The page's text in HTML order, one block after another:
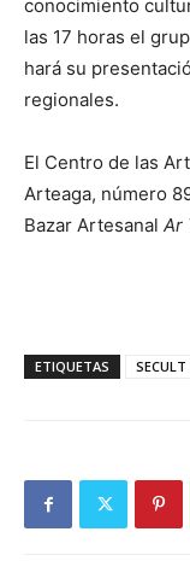
conocimiento
las 17 horas el
hará su
regionales.
El Centro de las
Arteaga, número
Bazar Artesanal Ar
ETIQUETAS